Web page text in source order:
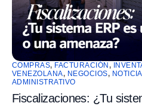
COMPRAS, FACTURACIÓN ,
VENEZOLANA, NEGOCIOS,
ADMINISTRATIVO
Fiscalizaciones: ¿Tu